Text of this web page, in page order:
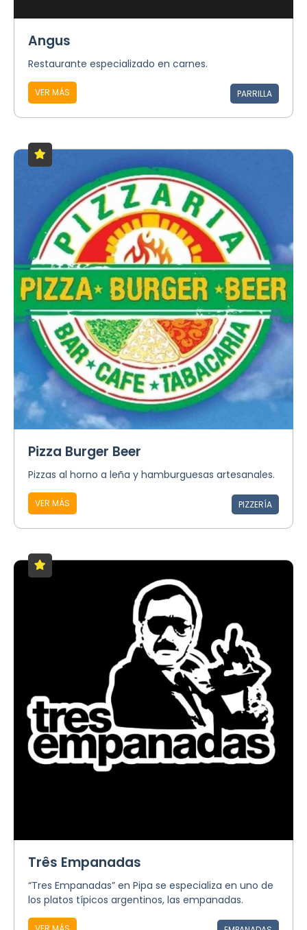
Angus
Restaurante especializado en carnes.
VER MÁS PARRILLA
Pizza Burger Beer
Pizzas al horno a leña y hamburguesas artesanales.
VER MÁS PIZZERÍA
Três Empanadas
“Tres Empanadas” en Pipa se especializa en uno de
los platos típicos argentinos, las empanadas.